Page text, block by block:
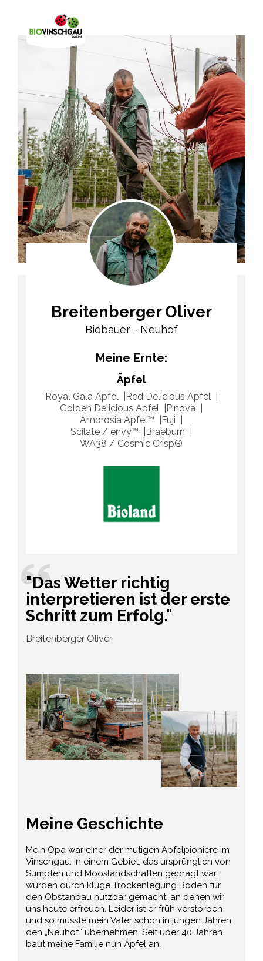
Breitenberger Oliver
Biobauer - Neuhof
Meine Ernte:
Äpfel
Royal Gala Apfel
Red Delicious Apfel
Golden Delicious Apfel
Pinova
Ambrosia Apfel™​
Fuji
Scilate / envy™
Braeburn
WA38 / Cosmic Crisp®
"Das Wetter richtig
interpretieren ist der erste
Schritt zum Erfolg."
Breitenberger Oliver
Meine Geschichte
Mein Opa war einer der mutigen Apfelpioniere im
Vinschgau. In einem Gebiet, das ursprünglich von
Sümpfen und Mooslandschaften geprägt war,
wurden durch kluge Trockenlegung Böden für
den Obstanbau nutzbar gemacht, an denen wir
uns heute erfreuen. Leider ist er früh verstorben
und so musste mein Vater schon in jungen Jahren
den „Neuhof“ übernehmen. Seit über 40 Jahren
baut meine Familie nun Äpfel an.